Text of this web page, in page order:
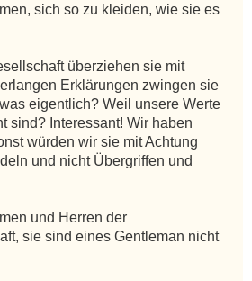
sich so zu kleiden, wie sie es
überziehen sie mit
Erklärungen zwingen sie
eigentlich? Weil unsere Werte
sind? Interessant! Wir haben
würden wir sie mit Achtung
und nicht Übergriffen und
und Herren der
sie sind eines Gentleman nicht